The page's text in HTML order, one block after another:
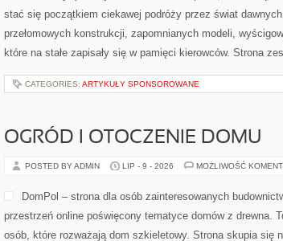
stać się początkiem ciekawej podróży przez świat
przełomowych konstrukcji, zapomnianych modeli,
które na stałe zapisały się w pamięci kierowców. Strona
CATEGORIES: ARTYKUŁY SPONSOROWANE
OGRÓD I OTOCZENIE DOMU
POSTED BY ADMIN LIP - 9 - 2026 MOŻLIWOŚĆ
DomPol – strona dla osób zainteresowanych
przestrzeń online poświęcony tematyce domów z drewna.
osób, które rozważają dom szkieletowy. Strona skupia się